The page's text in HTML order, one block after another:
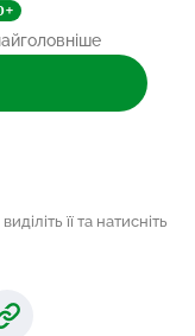
її та натисніть